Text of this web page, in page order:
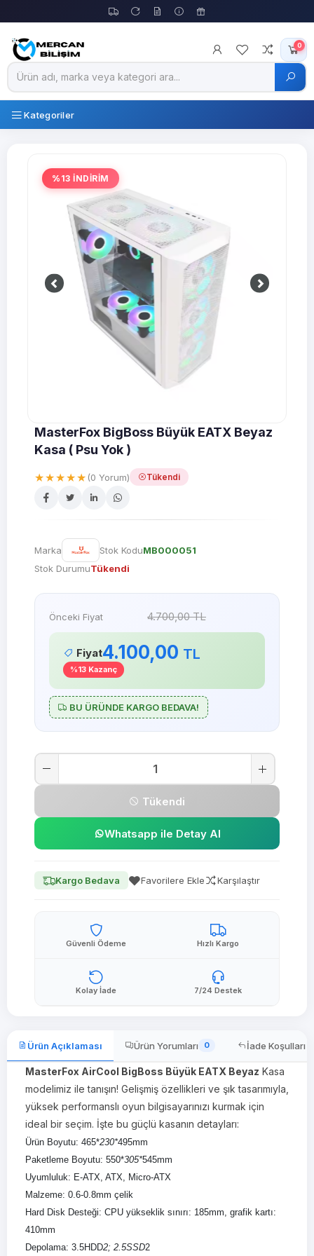
0
Kategoriler
%13 İNDİRİM
MasterFox BigBoss Büyük EATX Beyaz
Kasa ( Psu Yok )
★★★★★ (0 Yorum) Tükendi
Marka Stok KoduMB000051
Stok DurumuTükendi
Önceki Fiyat 4.700,00 TL
Fiyat4.100,00 TL
%13 Kazanç
BU ÜRÜNDE KARGO BEDAVA!
Tükendi
Whatsapp ile Detay Al
Kargo Bedava Favorilere Ekle Karşılaştır
Güvenli Ödeme Hızlı Kargo
Kolay İade 7/24 Destek
Ürün Açıklaması Ürün Yorumları 0 İade Koşulları
MasterFox AirCool BigBoss Büyük EATX Beyaz Kasa
modelimiz ile tanışın! Gelişmiş özellikleri ve şık tasarımıyla,
yüksek performanslı oyun bilgisayarınızı kurmak için
ideal bir seçim. İşte bu güçlü kasanın detayları:
Ürün Boyutu: 465*230*495mm
Paketleme Boyutu: 550*305*545mm
Uyumluluk: E-ATX, ATX, Micro-ATX
Malzeme: 0.6-0.8mm çelik
Hard Disk Desteği: CPU yükseklik sınırı: 185mm, grafik kartı:
410mm
Depolama: 3.5HDD2; 2.5SSD2